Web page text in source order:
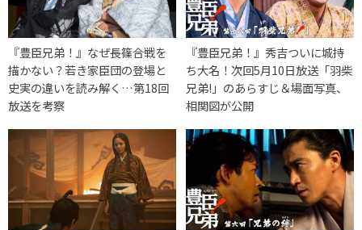
『豊臣兄弟！』なぜ長篠合戦を
描かない？若き家臣団の登場と
史実の違いを読み解く…第18回
放送を考察
『豊臣兄弟！』秀吉ついに城持
ち大名！次回5月10日放送「羽柴
兄弟!」のあらすじ＆場面写真、
相関図が公開